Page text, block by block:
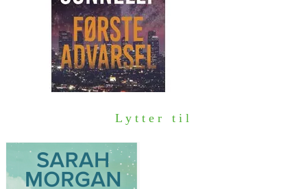
Lytter til